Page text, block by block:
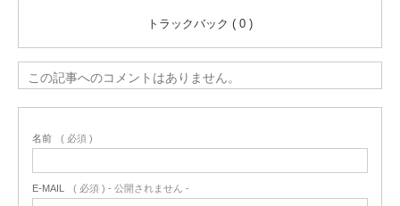
トラックバック ( 0 )
この記事へのコメントはありません。
名前 ( 必須 )
E-MAIL ( 必須 ) - 公開されません -